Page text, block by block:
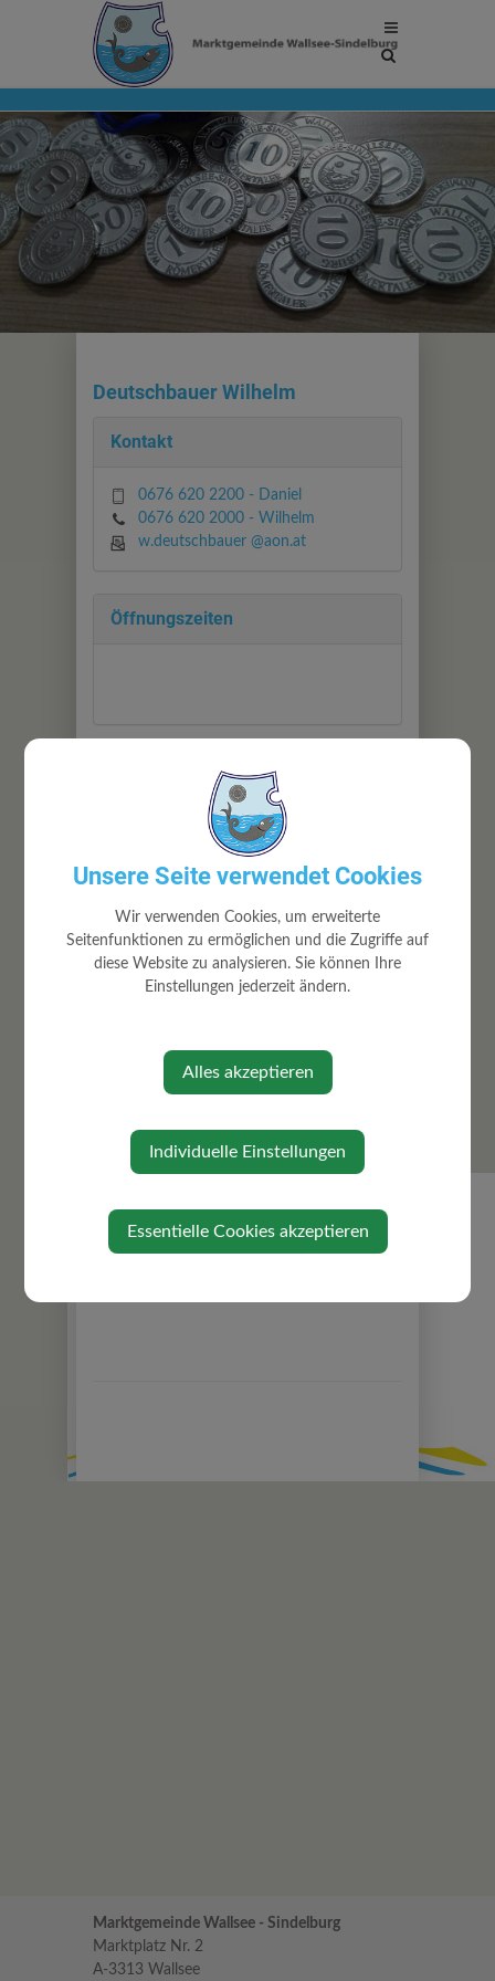
Site
Deutschbauer Wilhelm
Kontakt
0676 620 2200 - Daniel
0676 620 2000 - Wilhelm
w.deutschbauer @aon.at
Öffnungszeiten
Igelschwang 66
3313 Wallsee-Sindelburg
Marktgemeinde Wallsee - Sindelburg
Marktplatz Nr. 2
A-3313 Wallsee
Unsere Seite verwendet Cookies
Wir verwenden Cookies, um erweiterte
Seitenfunktionen zu ermöglichen und die Zugriffe auf
diese Website zu analysieren. Sie können Ihre
Einstellungen jederzeit ändern.
Alles akzeptieren
Individuelle Einstellungen
Essentielle Cookies akzeptieren